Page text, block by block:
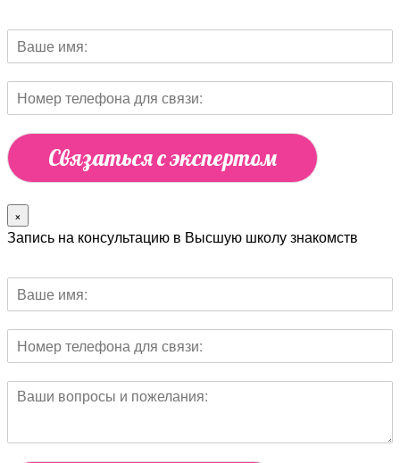
Связаться с экспертом
×
Запись на консультацию в Высшую школу знакомств